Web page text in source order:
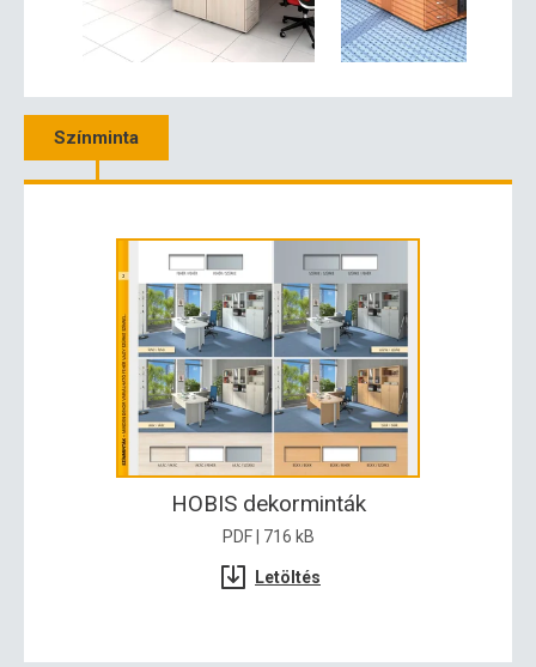
Színminta
HOBIS dekorminták
PDF | 716 kB
Letöltés